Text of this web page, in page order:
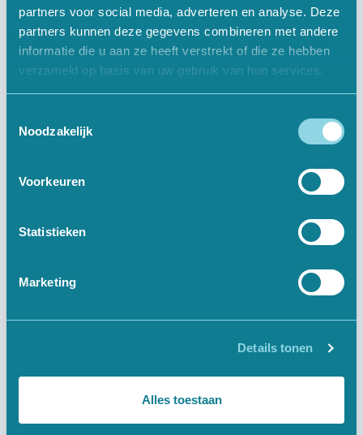
partners voor social media, adverteren en analyse. Deze
partners kunnen deze gegevens combineren met andere
informatie die u aan ze heeft verstrekt of die ze hebben
verzameld op basis van uw gebruik van hun services.
Noodzakelijk
Voorkeuren
Statistieken
Marketing
Details tonen
Alles toestaan
Over Ons
Offerte Aanvragen
Vacatures
Contact
Digitale Oplossingen
Websites
Websites